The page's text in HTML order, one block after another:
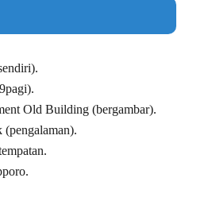
Old Building (bergambar).